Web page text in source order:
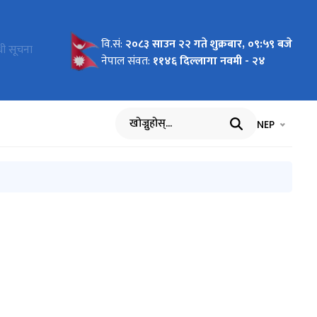
सूचना वि.सं: २०८३ साउन २२ गते शुक्रबार, ०९:५९ बजे
नेपाल संवत: ११४६ दिल्लागा नवमी - २४
खोज्नुहोस् भाषा चयन
NEP